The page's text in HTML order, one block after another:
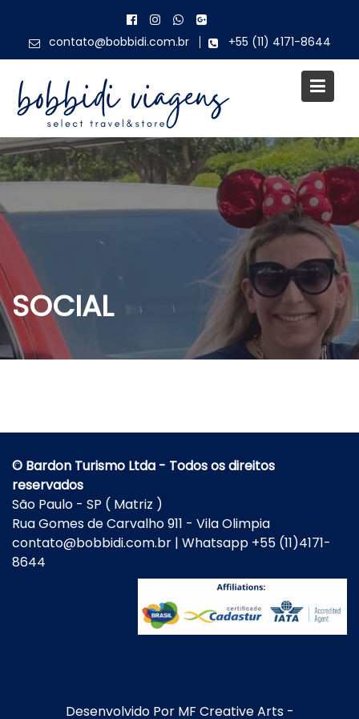
content contato@bobbidi.com.br +55 (11) 4171-8644
SOCIAL
© Bardon Turismo Ltda - Todos os direitos
reservados
São Paulo - SP ( Matriz )
Rua Gomes de Carvalho 911 - Vila Olimpia
contato@bobbidi.com.br | Whatsapp +55 (11)4171-
8644
Desenvolvido Por MF Creative Arts-